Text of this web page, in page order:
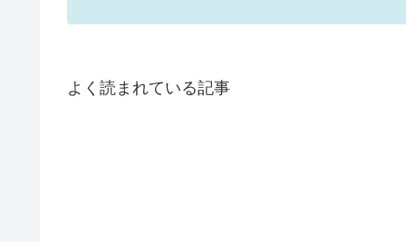
よく読まれている記事